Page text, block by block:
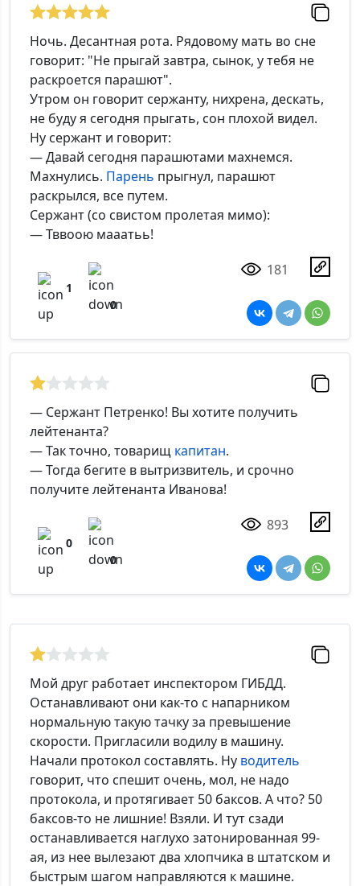
Ночь. Десантная рота. Рядовому мать во сне
говорит: "Не прыгай завтра, сынок, у тебя не
раскроется парашют".
Утром он говорит сержанту, нихрена, дескать,
не буду я сегодня прыгать, сон плохой видел.
Ну сержант и говорит:
— Давай сегодня парашютами махнемся.
Махнулись. Парень прыгнул, парашют
раскрылся, все путем.
Сержант (со свистом пролетая мимо):
— Тввоою мааатьь!
1
0
181
— Сержант Петренко! Вы хотите получить
лейтенанта?
— Так точно, товарищ капитан.
— Тогда бегите в вытризвитель, и срочно
получите лейтенанта Иванова!
0
0
893
Мой друг работает инспектором ГИБДД.
Останавливают они как-то с напарником
нормальную такую тачку за превышение
скорости. Пригласили водилу в машину.
Начали протокол составлять. Ну водитель
говорит, что спешит очень, мол, не надо
протокола, и протягивает 50 баксов. А что? 50
баксов-то не лишние! Взяли. И тут сзади
останавливается наглухо затонированная 99-
ая, из нее вылезают два хлопчика в штатском и
быстрым шагом направляются к машине.